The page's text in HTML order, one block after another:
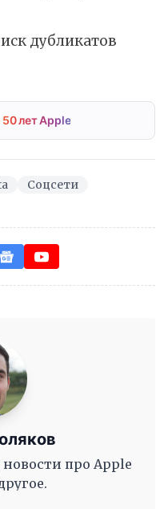
дубликатов
лет Apple
Соцсети
про Apple